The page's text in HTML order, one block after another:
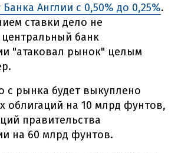
Банка Англии с 0,50% до 0,25%.
ставки дело не
банк
"атаковал рынок" целым
с рынка будет выкуплено
облигаций на 10 млрд фунтов,
правительства
на 60 млрд фунтов.